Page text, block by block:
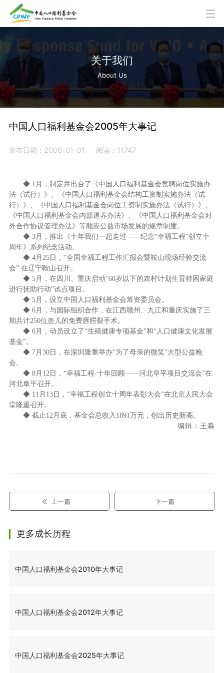
关于我们
About Us
中国人口福利基金会2005年大事记
发布日期：2006-01-01 阅读：11747
◆ 1月，制定并出台了《中国人口福利基金会竞聘岗位实施办
法（试行）》、《中国人口福利基金会结构工资制实施办法（试
行）》、《中国人口福利基金会岗位工资制实施办法（试行）》、
《中国人口福利基金会内部退养办法》、《中国人口福利基金会对
外合作协议管理办法》等顺应公益市场发展的规章制度。
◆ 3月，推出《十年我们一起走过——纪念“幸福工程”创立十
周年》系列纪念活动。
◆ 4月25日，“全国幸福工程工作汇报会暨鞍山现场经验交流
会” 在辽宁鞍山召开。
◆ 5月，在四川、重庆启动“60岁以下的农村计划生育特困家庭
进行抚助行动”试点项目。
◆ 5月，设立中国人口福利基金会筹资委员会。
◆ 6月，与国际组织合作，在江西赣州、九江和重庆实施了三
期共计250位患儿的免费唇腭裂手术。
◆ 6月，动员设立了“生殖健康专项基金”和“人口健康文化发展
基金”。
◆ 7月30日，在深圳隆重举办“为了母亲的微笑”大型公益晚
会。
◆ 8月12日，“幸福工程·十年回顾——河北阜平项目交流会”在
河北阜平召开。
◆ 11月13日，“幸福工程创立十周年表彰大会”在北京人民大会
堂隆重召开。
◆ 截止12月底，基金会总收入1891万元，创出历史新高。
编辑：王淼
上一篇 下一篇
更多成长历程
中国人口福利基金会2010年大事记
中国人口福利基金会2012年大事记
中国人口福利基金会2025年大事记